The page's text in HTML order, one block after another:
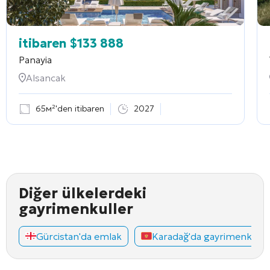
itibaren $133 888
Panayia
Alsancak
65м²'den itibaren 2027
Diğer ülkelerdeki
gayrimenkuller
Gürcistan'da emlak Karadağ'da gayrimenkul